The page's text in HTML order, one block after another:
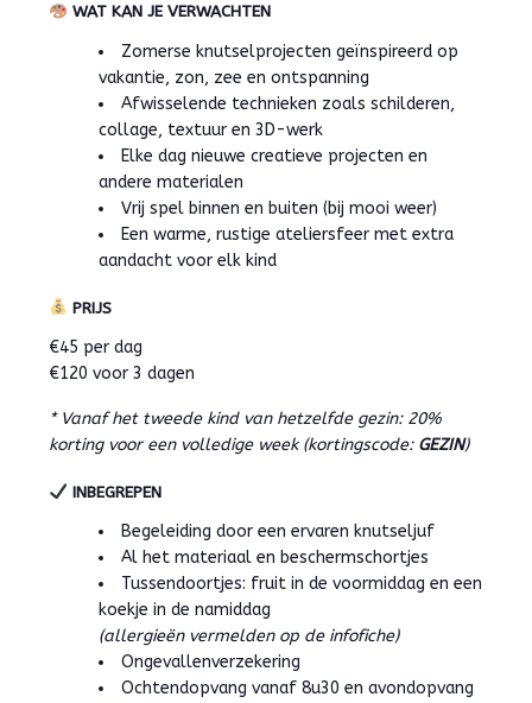
WAT KAN JE VERWACHTEN
Zomerse knutselprojecten geïnspireerd op
vakantie, zon, zee en ontspanning
Afwisselende technieken zoals schilderen,
collage, textuur en 3D-werk
Elke dag nieuwe creatieve projecten en
andere materialen
Vrij spel binnen en buiten (bij mooi weer)
Een warme, rustige ateliersfeer met extra
aandacht voor elk kind
PRIJS
€45 per dag
€120 voor 3 dagen
* Vanaf het tweede kind van hetzelfde gezin: 20%
korting voor een volledige week (kortingscode: GEZIN)
INBEGREPEN
Begeleiding door een ervaren knutseljuf
Al het materiaal en beschermschortjes
Tussendoortjes: fruit in de voormiddag en een
koekje in de namiddag
(allergieën vermelden op de infofiche)
Ongevallenverzekering
Ochtendopvang vanaf 8u30 en avondopvang